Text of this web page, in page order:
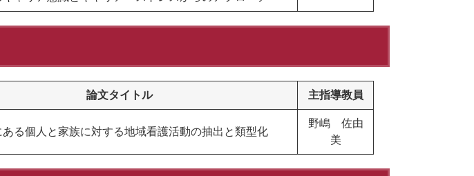
論文タイトル 主指導教員
る個人と家族に対する地域看護活動の抽出と類型化
野嶋 佐由
美